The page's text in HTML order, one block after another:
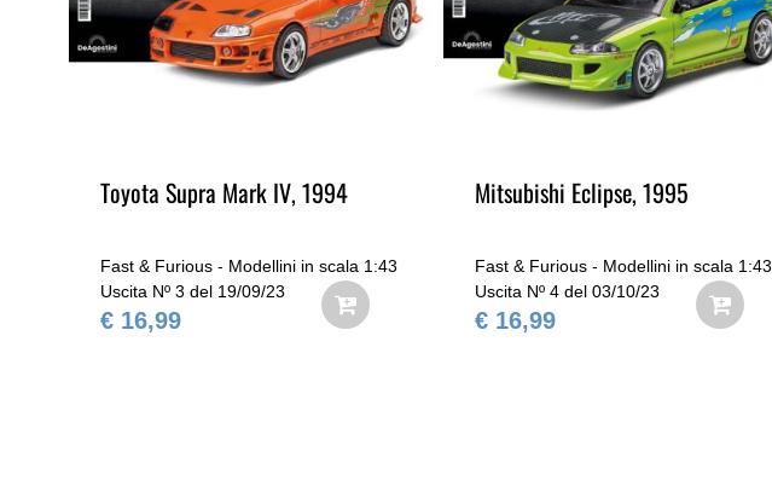
Toyota Supra Mark IV, 1994
Fast & Furious - Modellini in scala 1:43
Uscita Nº 3 del 19/09/23
€ 16,99
Mitsubishi Eclipse, 1995
Fast & Furious - Modellini in scala 1:43
Uscita Nº 4 del 03/10/23
€ 16,99